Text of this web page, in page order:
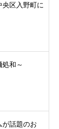
央区入野町に
和～
が話題のお